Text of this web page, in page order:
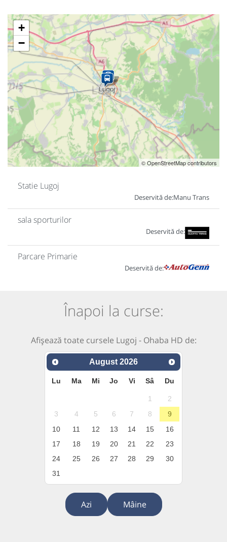
+
−
© OpenStreetMap contributors
Statie Lugoj
Deservită de:Manu Trans
sala sporturilor
Deservită de:
Parcare Primarie
Deservită de:
Înapoi la curse:
Afișează toate cursele Lugoj - Ohaba HD de:
August 2026
Lu Ma Mi Jo Vi Sâ Du
1
2
3
4 5 6 7 8
9
10
11 12 13 14 15
16
17
18 19 20 21 22
23
24
25 26 27 28 29
30
31
Azi Mâine